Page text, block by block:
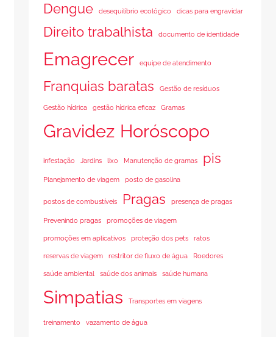
Dengue desequilíbrio ecológico dicas para engravidar
Direito trabalhista documento de identidade
Emagrecer equipe de atendimento
Franquias baratas Gestão de resíduos
Gestão hídrica gestão hídrica eficaz Gramas
Gravidez Horóscopo
infestação Jardins lixo Manutenção de gramas pis
Planejamento de viagem posto de gasolina
postos de combustíveis Pragas presença de pragas
Prevenindo pragas promoções de viagem
promoções em aplicativos proteção dos pets ratos
reservas de viagem restritor de fluxo de água Roedores
saúde ambiental saúde dos animais saúde humana
Simpatias Transportes em viagens
treinamento vazamento de água